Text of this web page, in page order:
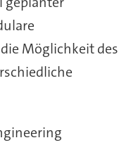
Möglichkeit des